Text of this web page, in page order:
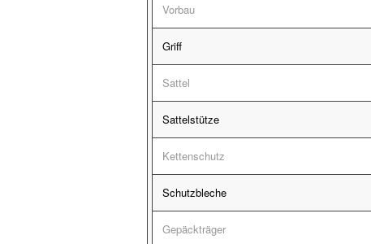
Vorbau
Griff
Sattel
Sattelstütze
Kettenschutz
Schutzbleche
Gepäckträger